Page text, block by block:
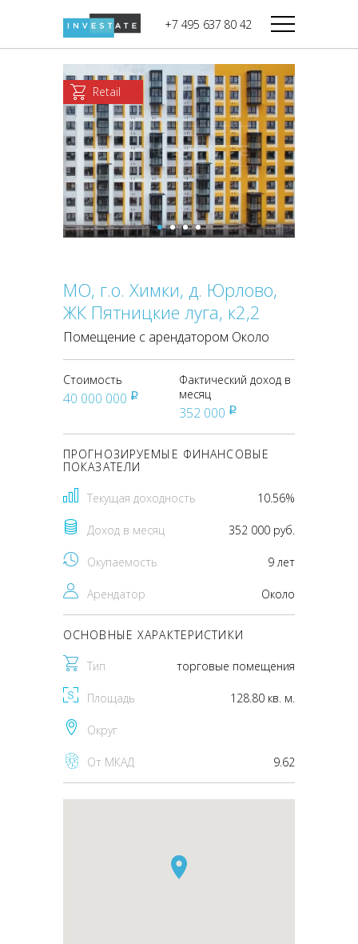
+7 495 637 80 42
Дикси
Верный
Мираторг
Магнолия
В башне
Башня Федерация-II
Запад
Башня Федерация-I
Восток
Город Столиц,
Северный блок
Город Столиц,
Южный блок
Retail
МО, г.о. Химки, д. Юрлово,
ЖК Пятницкие луга, к2,2
Помещение с арендатором Около
Стоимость
40 000 000 pуб
Фактический доход в
месяц
352 000 pуб
ПРОГНОЗИРУЕМЫЕ ФИНАНСОВЫЕ
ПОКАЗАТЕЛИ
Текущая доходность 10.56%
Доход в месяц 352 000 руб.
Окупаемость 9 лет
Арендатор Около
ОСНОВНЫЕ ХАРАКТЕРИСТИКИ
Тип торговые помещения
Площадь 128.80 кв. м.
Округ
От МКАД 9.62